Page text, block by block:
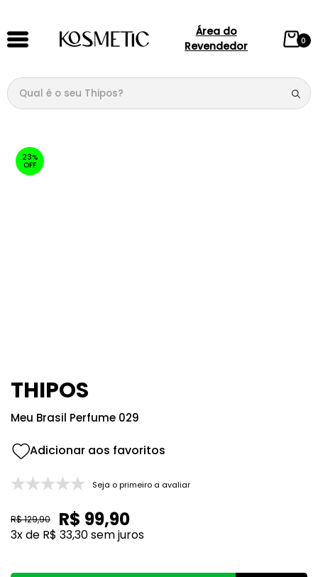
Área do
Revendedor
0
Qual é o seu Thipos?
23%
OFF
THIPOS
Meu Brasil Perfume 029
Seja o primeiro a avaliar
R$129,90 R$ 99,90
3x de R$ 33,30sem juros
1º
2º
candy